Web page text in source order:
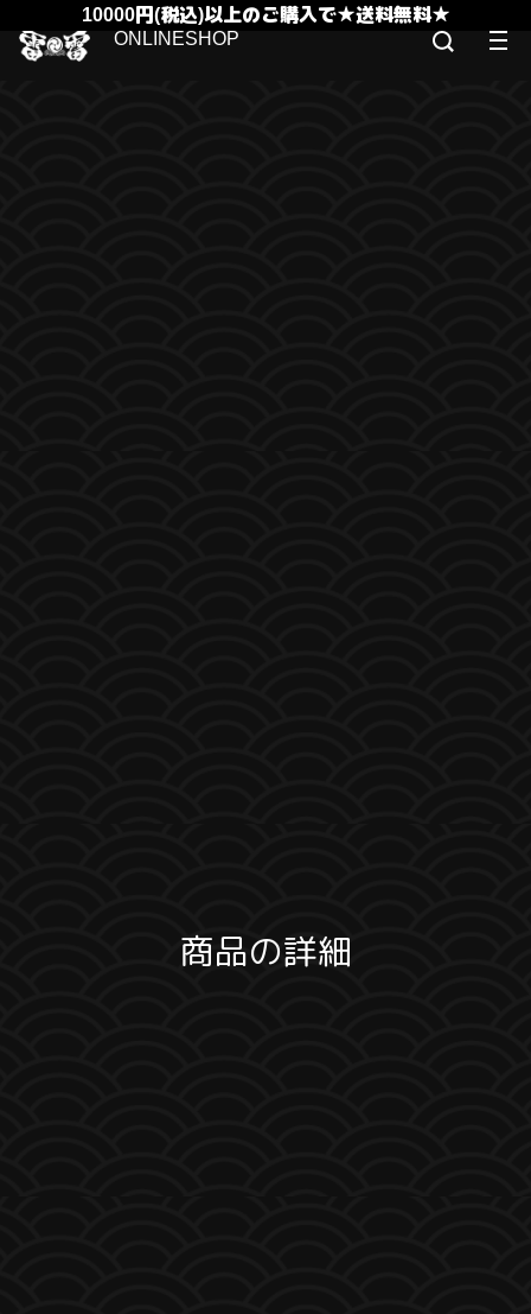
10000円(税込)以上のご購入で★送料無料★
商品の詳細
ONLINESHOP